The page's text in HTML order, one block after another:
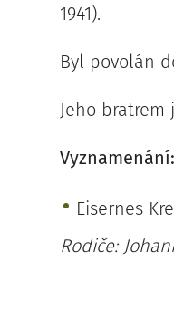
1941).
Byl povolán
Jeho bratrem
Vyznamenání:
Eisernes
Rodiče: